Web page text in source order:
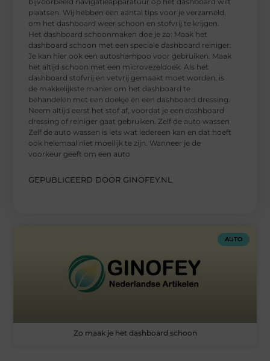
plaatsen. Wij hebben een aantal tips voor je verzameld,
om het dashboard weer schoon en stofvrij te krijgen.
Het dashboard schoonmaken doe je zo: Maak het
dashboard schoon met een speciale dashboard reiniger.
Je kan hier ook een autoshampoo voor gebruiken. Maak
het altijd schoon met een microvezeldoek. Als het
dashboard stofvrij en vetvrij gemaakt moet worden, is
de makkelijkste manier om het dashboard te
behandelen met een doekje en een dashboard dressing.
Neem altijd eerst het stof af, voordat je een dashboard
dressing of reiniger gaat gebruiken. Zelf de auto wassen
Zelf de auto wassen is iets wat iedereen kan en dat hoeft
ook helemaal niet moeilijk te zijn. Wanneer je de
voorkeur geeft om een auto
GEPUBLICEERD DOOR GINOFEY.NL
AUTO
Zo maak je het dashboard schoon